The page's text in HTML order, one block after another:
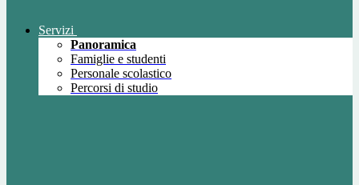
Servizi
Panoramica
Famiglie e studenti
Personale scolastico
Percorsi di studio